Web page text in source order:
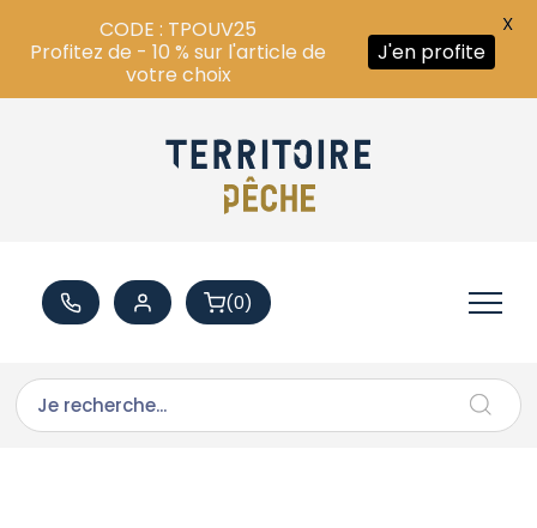
(0)
CODE : TPOUV25
Profitez de - 10 % sur l'article de
votre choix
J'en profite
X